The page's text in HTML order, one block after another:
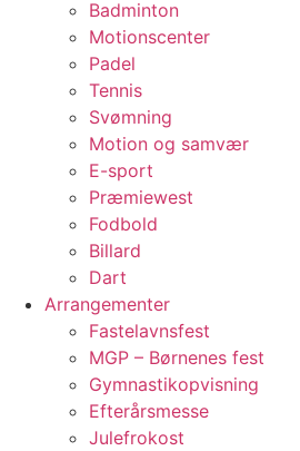
Badminton
Motionscenter
Padel
Tennis
Svømning
Motion og samvær
E-sport
Præmiewest
Fodbold
Billard
Dart
Arrangementer
Fastelavnsfest
MGP – Børnenes fest
Gymnastikopvisning
Efterårsmesse
Julefrokost